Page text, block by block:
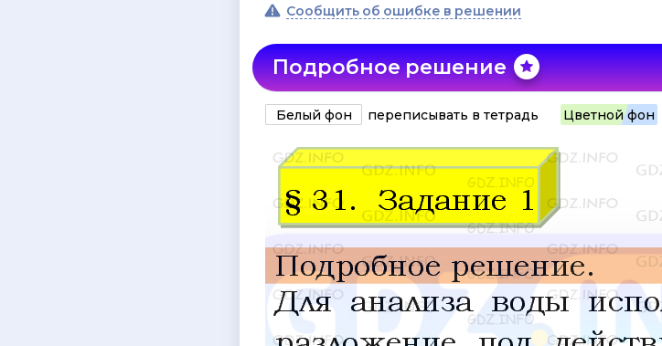
Сообщить об ошибке в решении
Подробное решение
Белый фон переписывать в тетрадь Цветной фон